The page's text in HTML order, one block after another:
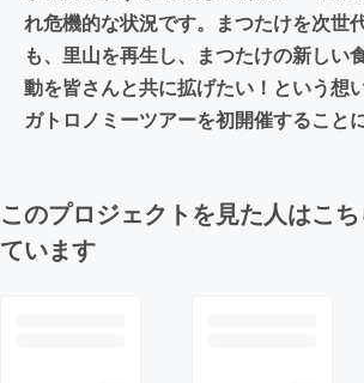
れ危機的な状況です。まつたけを次世
も、里山を再生し、まつたけの新しい
動を皆さんと共に拡げたい！という想
ガトロノミーツアーを初開催すること
このプロジェクトを見た人はこ
ています